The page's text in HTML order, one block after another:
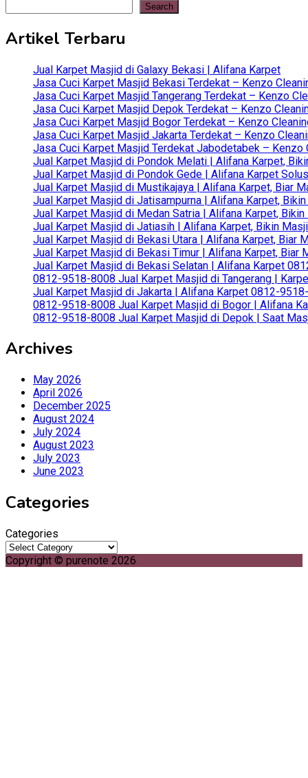
Search
Artikel Terbaru
Jual Karpet Masjid di Galaxy Bekasi | Alifana Karpet
Jasa Cuci Karpet Masjid Bekasi Terdekat – Kenzo
Jasa Cuci Karpet Masjid Tangerang Terdekat – Kenzo
Jasa Cuci Karpet Masjid Depok Terdekat – Kenzo
Jasa Cuci Karpet Masjid Bogor Terdekat – Kenzo
Jasa Cuci Karpet Masjid Jakarta Terdekat – Kenzo
Jasa Cuci Karpet Masjid Terdekat Jabodetabek –
Jual Karpet Masjid di Pondok Melati | Alifana Karpet,
Jual Karpet Masjid di Pondok Gede | Alifana Karpet
Jual Karpet Masjid di Mustikajaya | Alifana Karpet, Biar
Jual Karpet Masjid di Jatisampurna | Alifana Karpet,
Jual Karpet Masjid di Medan Satria | Alifana Karpet,
Jual Karpet Masjid di Jatiasih | Alifana Karpet, Bikin
Jual Karpet Masjid di Bekasi Utara | Alifana Karpet, Biar
Jual Karpet Masjid di Bekasi Timur | Alifana Karpet, Biar
Jual Karpet Masjid di Bekasi Selatan | Alifana Karpet
0812-9518-8008 Jual Karpet Masjid di Tangerang |
Jual Karpet Masjid di Jakarta | Alifana Karpet 0812-
0812-9518-8008 Jual Karpet Masjid di Bogor | Alifana
0812-9518-8008 Jual Karpet Masjid di Depok | Saat
Archives
May 2026
April 2026
December 2025
August 2024
July 2024
August 2023
July 2023
June 2023
Categories
Categories
Copyright © purenote 2026